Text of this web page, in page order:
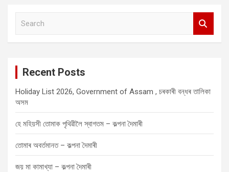
Recent Posts
Holiday List 2026, Government of Assam , চৰকাৰী বন্ধৰ তালিকা
অসম
হে মহিয়সী তোমাক পৃথিৱীলৈ স্বাগতম – কল্পনা দৈমাৰী
তোমাৰ অবৰ্তমানত – কল্পনা দৈমাৰী
জয় মা কামাখ্যা – কল্পনা দৈমাৰী